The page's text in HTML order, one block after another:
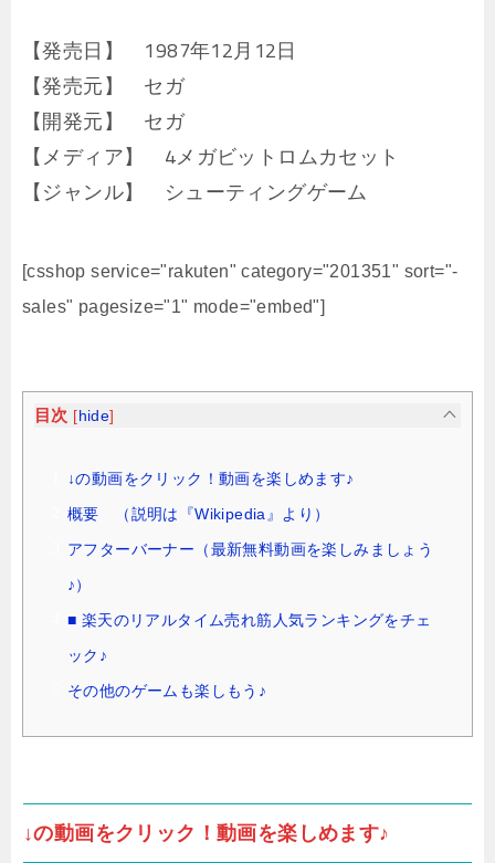
【発売日】 1987年12月12日
【発売元】 セガ
【開発元】 セガ
【メディア】 4メガビットロムカセット
【ジャンル】 シューティングゲーム
[csshop service="rakuten" category="201351" sort="-
sales" pagesize="1" mode="embed"]
目次 [ hide]
↓の動画をクリック！動画を楽しめます♪
概要 （説明は『Wikipedia』より）
アフターバーナー（最新無料動画を楽しみましょう
♪）
■ 楽天のリアルタイム売れ筋人気ランキングをチェ
ック♪
その他のゲームも楽しもう♪
↓の動画をクリック！動画を楽しめます♪